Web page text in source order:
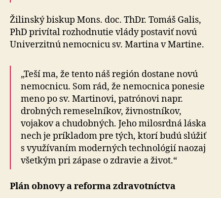
Žilinský biskup Mons. doc. ThDr. Tomáš Galis,
PhD privítal rozhodnutie vlády postaviť novú
Univerzitnú nemocnicu sv. Martina v Martine.
„Teší ma, že tento náš región dostane novú
nemocnicu. Som rád, že nemocnica ponesie
meno po sv. Martinovi, patrónovi napr.
drobných remeselníkov, živnostníkov,
vojakov a chudobných. Jeho milosrdná láska
nech je príkladom pre tých, ktorí budú slúžiť
s využívaním moderných technológií naozaj
všetkým pri zápase o zdravie a život.“
Plán obnovy a reforma zdravotníctva